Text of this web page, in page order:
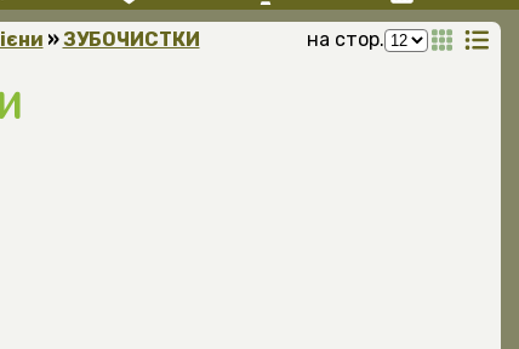
на стор.
»ЗУБОЧИСТКИ